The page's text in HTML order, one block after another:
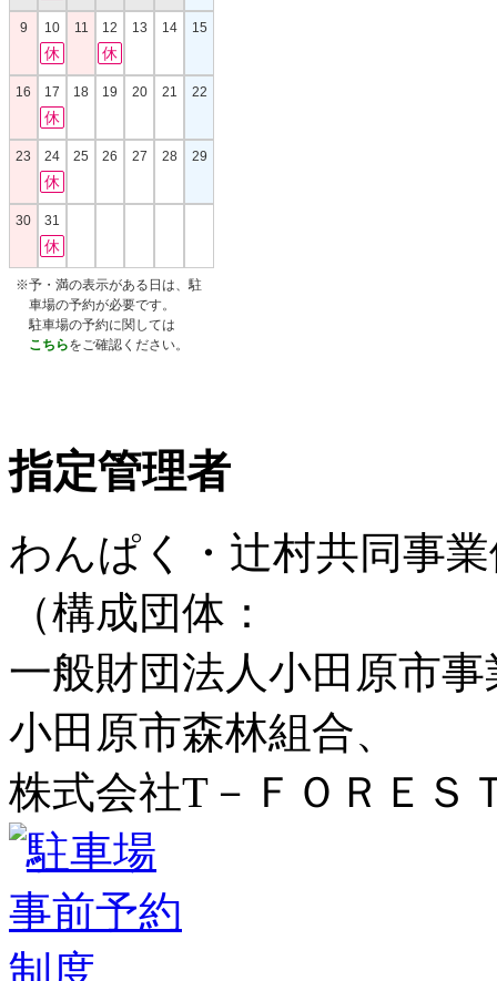
指定管理者
わんぱく・辻村共同事
（構成団体：
一般財団法人小田原市
小田原市森林組合、
株式会社T－ＦＯＲＥＳ